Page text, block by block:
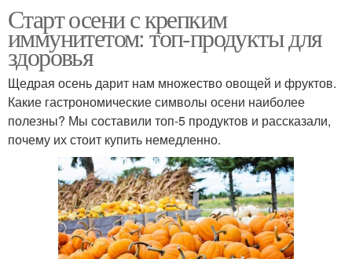
Старт осени с крепким
иммунитетом: топ-продукты для
здоровья
Щедрая осень дарит нам множество овощей и фруктов.
Какие гастрономические символы осени наиболее
полезны? Мы составили топ-5 продуктов и рассказали,
почему их стоит купить немедленно.